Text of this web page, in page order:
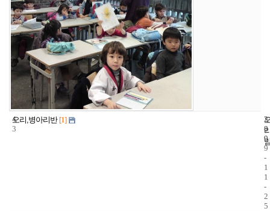
4
3
오리,병아리반 [1]
2
8
9
2
0
0
9
-
1
1
-
2
5